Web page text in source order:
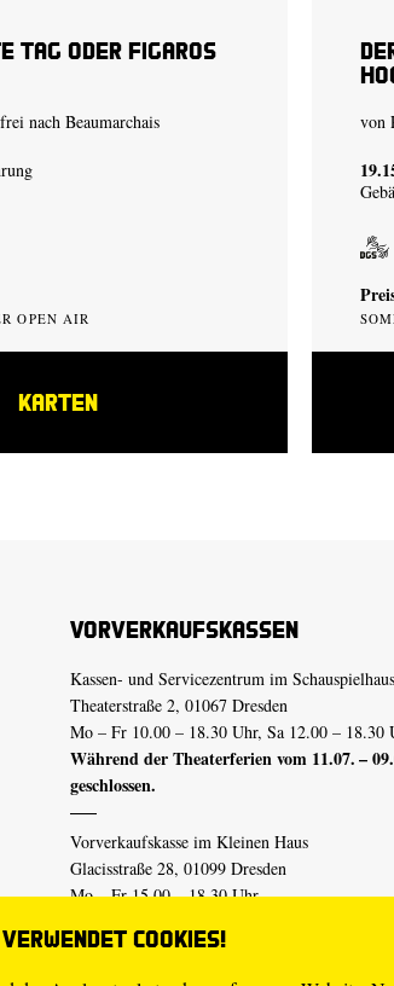
Cookies!
Tag oder Figaros
nach Beaumarchais
OPEN AIR
KARTEN
von
Vorverkaufskassen
Kassen- und Servicezentrum im Schauspielhaus
Theaterstraße 2, 01067 Dresden
Mo – Fr 10.00 – 18.30 Uhr, Sa 12.00 – 18.30
Während der Theaterferien vom 11.07. –
geschlossen.
Vorverkaufskasse im Kleinen Haus
Glacisstraße 28, 01099 Dresden
Mo – Fr 15.00 – 18.30 Uhr
geschlossen.